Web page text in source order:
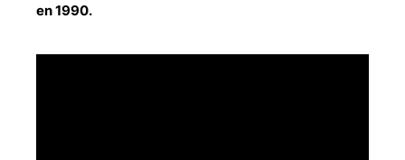
en 1990.